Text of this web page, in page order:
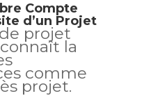
Compte
d’un Projet
projet
la
comme
projet.